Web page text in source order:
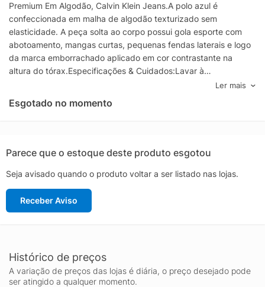
Premium Em Algodão, Calvin Klein Jeans.A polo azul é
confeccionada em malha de algodão texturizado sem
elasticidade. A peça solta ao corpo possui gola esporte com
abotoamento, mangas curtas, pequenas fendas laterais e logo
da marca emborrachado aplicado em cor contrastante na
altura do tórax.Especificações & Cuidados:Lavar à
máquina.Composição: 100% AlgodãoCor: AzulMarca: Calvin
Ler mais
Esgotado no momento
Parece que o estoque deste produto esgotou
Seja avisado quando o produto voltar a ser listado nas lojas.
Receber Aviso
Histórico de preços
A variação de preços das lojas é diária, o preço desejado pode
ser atingido a qualquer momento.